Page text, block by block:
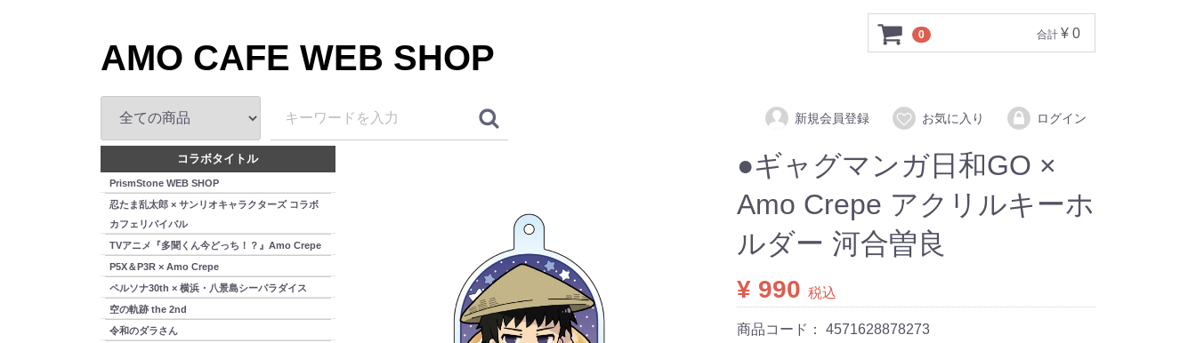
AMO CAFE WEB SHOP
0 合計 ¥ 0
新規会員登録 お気に入り ログイン
コラボタイトル
PrismStone WEB SHOP
忍たま乱太郎 × サンリオキャラクターズ コラボ
カフェリバイバル
TVアニメ『多聞くん今どっち！？』Amo Crepe
P5X＆P3R × Amo Crepe
ペルソナ30th × 横浜・八景島シーパラダイス
空の軌跡 the 2nd
令和のダラさん
●ギャグマンガ日和GO ×
Amo Crepe アクリルキーホ
ルダー 河合曽良
¥ 990 税込
商品コード： 4571628878273